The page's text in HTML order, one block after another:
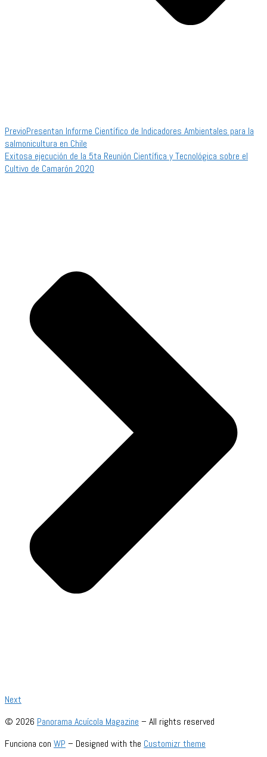
PrevioPresentan Informe Científico de Indicadores Ambientales para la
salmonicultura en Chile
Exitosa ejecución de la 5ta Reunión Científica y Tecnológica sobre el
Cultivo de Camarón 2020
Next
© 2026 Panorama Acuícola Magazine – All rights reserved
Funciona con WP – Designed with the Customizr theme